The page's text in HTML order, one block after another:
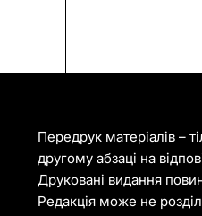
Передрук матеріалів –
другому абзаці на
Друковані видання
Редакція може не